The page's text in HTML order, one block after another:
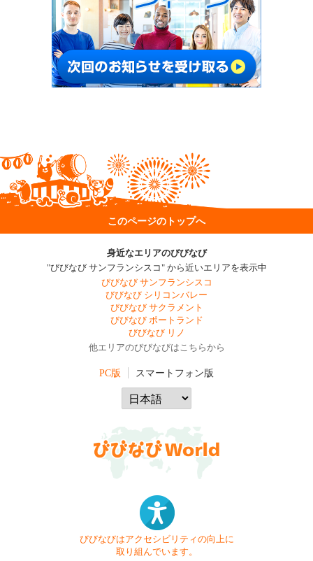
このページのトップへ
身近なエリアのびびなび
"びびなび サンフランシスコ" から近いエリアを表示中
びびなび サンフランシスコ
びびなび シリコンバレー
びびなび サクラメント
びびなび ポートランド
びびなび リノ
他エリアのびびなびはこちらから
PC版 スマートフォン版
びびなびはアクセシビリティの向上に
取り組んでいます。